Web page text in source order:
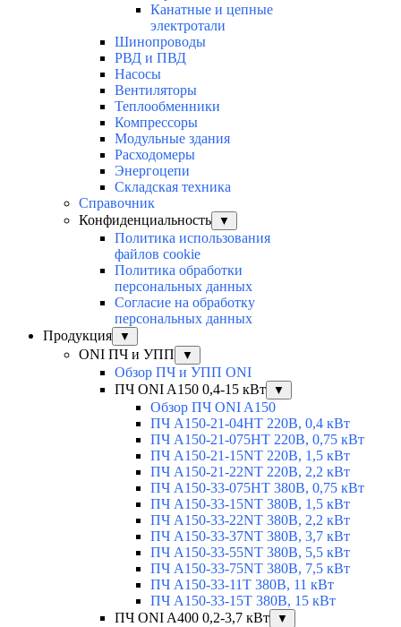
Канатные и цепные
электротали
Шинопроводы
РВД и ПВД
Насосы
Вентиляторы
Теплообменники
Компрессоры
Модульные здания
Расходомеры
Энергоцепи
Складская техника
Справочник
Конфиденциальность
▼
Политика использования
файлов cookie
Политика обработки
персональных данных
Согласие на обработку
персональных данных
Продукция
▼
ONI ПЧ и УПП ▼
Обзор ПЧ и УПП ONI
ПЧ ONI A150 0,4-15 кВт
▼
Обзор ПЧ ONI A150
ПЧ A150-21-04HT 220В, 0,4 кВт
ПЧ A150-21-075HT 220В, 0,75 кВт
ПЧ A150-21-15NT 220В, 1,5 кВт
ПЧ A150-21-22NT 220В, 2,2 кВт
ПЧ A150-33-075HT 380В, 0,75 кВт
ПЧ A150-33-15NT 380В, 1,5 кВт
ПЧ A150-33-22NT 380В, 2,2 кВт
ПЧ A150-33-37NT 380В, 3,7 кВт
ПЧ A150-33-55NT 380В, 5,5 кВт
ПЧ A150-33-75NT 380В, 7,5 кВт
ПЧ A150-33-11T 380В, 11 кВт
ПЧ A150-33-15T 380В, 15 кВт
ПЧ ONI A400 0,2-3,7 кВт
▼